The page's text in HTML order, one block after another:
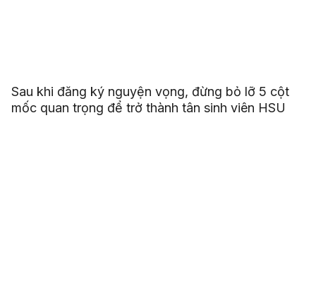
Sau khi đăng ký nguyện vọng, đừng bỏ lỡ 5 cột
mốc quan trọng để trở thành tân sinh viên HSU